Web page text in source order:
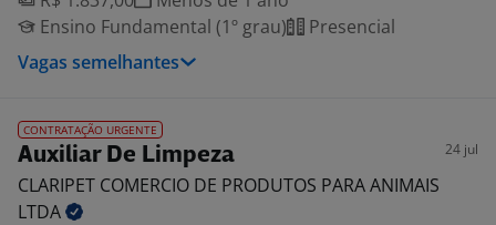
Ensino Fundamental (1º grau)
Presencial
Vagas semelhantes
CONTRATAÇÃO URGENTE
Auxiliar De Limpeza 24 jul
CLARIPET COMERCIO DE PRODUTOS PARA ANIMAIS
LTDA